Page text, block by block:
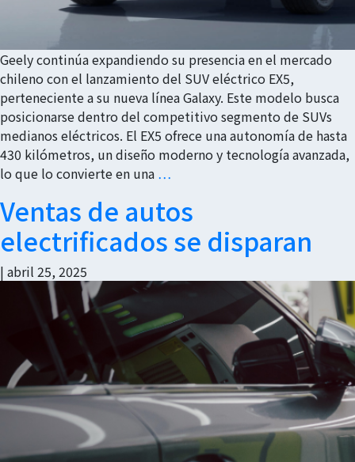
Geely continúa expandiendo su presencia en el mercado
chileno con el lanzamiento del SUV eléctrico EX5,
perteneciente a su nueva línea Galaxy. Este modelo busca
posicionarse dentro del competitivo segmento de SUVs
medianos eléctricos. El EX5 ofrece una autonomía de hasta
430 kilómetros, un diseño moderno y tecnología avanzada,
lo que lo convierte en una …
Ventas de autos
electrificados se disparan
| abril 25, 2025